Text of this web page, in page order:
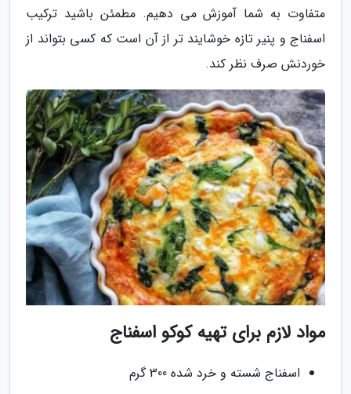
متفاوت به شما آموزش می دهیم. مطمئن باشید ترکیب
اسفناج و پنیر تازه خوشایند تر از آن است که کسی بتواند از
خوردنش صرف نظر کند.
مواد لازم برای تهیه کوکو اسفناج
اسفناج شسته و خرد شده 300 گرم